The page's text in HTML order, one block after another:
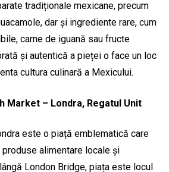
tradiționale mexicane, precum
dar și ingrediente rare, cum
carne de iguană sau fructe
și autentică a pieței o face un loc
cultura culinară a Mexicului.
Market – Londra, Regatul Unit
este o piață emblematică care
alimentare locale și
London Bridge, piața este locul